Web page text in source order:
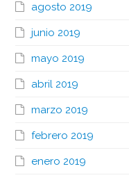
agosto 2019
junio 2019
mayo 2019
abril 2019
marzo 2019
febrero 2019
enero 2019